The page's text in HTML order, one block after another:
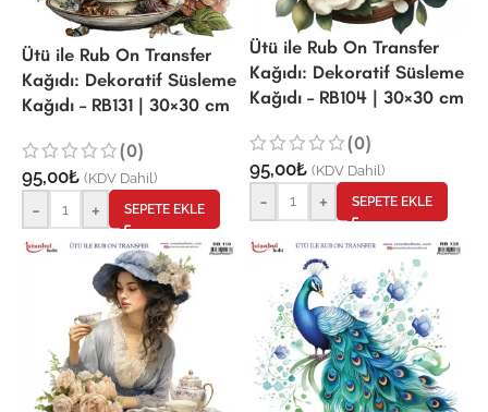
Ütü ile Rub On Transfer
Kağıdı: Dekoratif Süsleme
Kağıdı – RB131 | 30×30 cm
(0)
95,00₺ (KDV Dahil)
- + SEPETE EKLE
Ütü ile Rub On Transfer
Kağıdı: Dekoratif Süsleme
Kağıdı – RB104 | 30×30 cm
(0)
95,00₺ (KDV Dahil)
- + SEPETE EKLE